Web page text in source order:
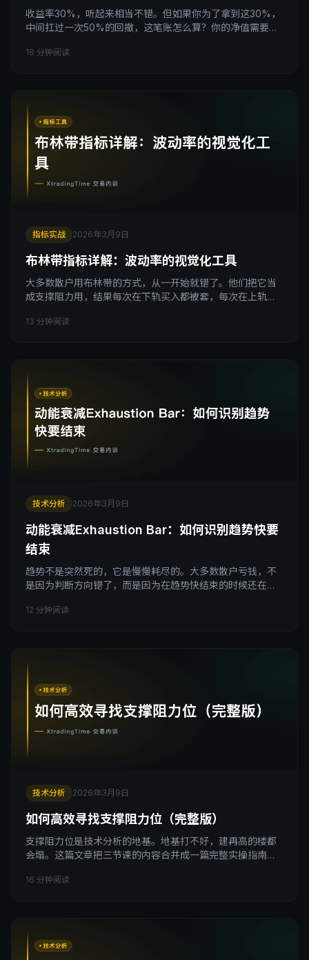
收益率30%，听起来相当不错。但如果你为了拿到这30%，
中间扛过一次50%的回撤，这笔账怎么算？你的净值需要从
钱，你是在高风险地原地打转。 引子 有一个数字游戏，我经
18 分钟阅读
指标实战 2026年3月9日
布林带指标详解：波动率的视觉化工具
大多数散户用布林带的方式，从一开始就错了。他们把它当
成支撑阻力用，结果每次在下轨买入都被套，每次在上轨卖
在测量什么。 引子 你有没有这种经历：价格跌到布林带下
一次
13 分钟阅读
技术分析 2026年3月9日
动能衰减Exhaustion Bar：如何识别趋势快要
结束
趋势不是突然死的，它是慢慢耗尽的。大多数散户亏钱，不
是因为判断方向错了，而是因为在趋势快结束的时候还在追
识别趋势快撑不住了。 引子 有一种亏损方式特别痛苦。 不
12 分钟阅读
技术分析 2026年3月9日
如何高效寻找支撑阻力位（完整版）
支撑阻力位是技术分析的地基。地基打不好，建再高的楼都
会塌。这篇文章把三节课的内容合并成一篇完整实操指南，
楚。 引子 我见过太多交易者的图表，密密麻麻画了几十条
好像是个
16 分钟阅读